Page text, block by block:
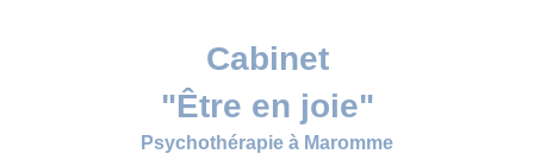
Cabinet
"Être en joie"
Psychothérapie à Maromme